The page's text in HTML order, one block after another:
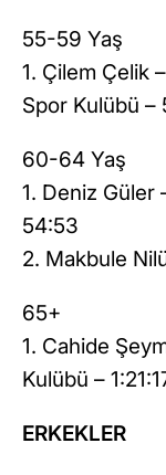
55-59 Yaş
1. Çilem Çelik
Spor Kulübü –
60-64 Yaş
1. Deniz Güler
54:53
2. Makbule
65+
1. Cahide
Kulübü –
ERKEKLER